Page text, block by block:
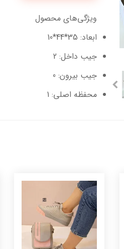
ویژگی‌های محصول
ابعاد: 35*44*10
جیب داخل: 2
جیب بیرون: 0
محفظه اصلی: 1